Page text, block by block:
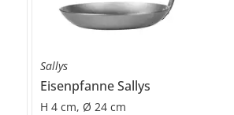
Sallys
EisenpfanneSallys
H 4 cm, Ø 24 cm